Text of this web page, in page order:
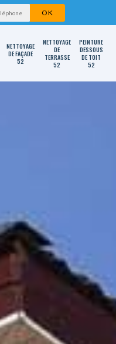
NETTOYAGE
DE FAÇADE
52
NETTOYAGE
DE
TERRASSE
52
PEINTURE
DESSOUS
DE TOIT
52